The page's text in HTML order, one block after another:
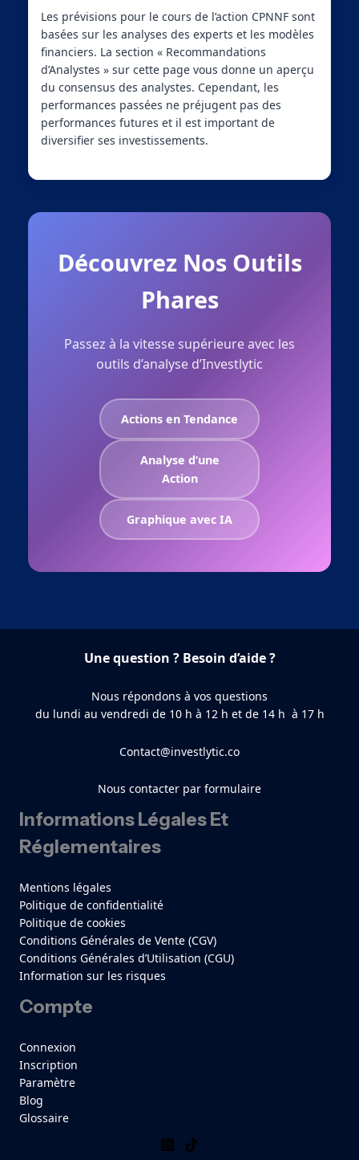
Les prévisions pour le cours de l’action CPNNF sont
basées sur les analyses des experts et les modèles
financiers. La section « Recommandations
d’Analystes » sur cette page vous donne un aperçu
du consensus des analystes. Cependant, les
performances passées ne préjugent pas des
performances futures et il est important de
diversifier ses investissements.
Découvrez Nos Outils
Phares
Passez à la vitesse supérieure avec les
outils d’analyse d’Investlytic
Actions en Tendance
Analyse d’une
Action
Graphique avec IA
Une question ? Besoin d’aide ?
Nous répondons à vos questions
du lundi au vendredi de 10 h à 12 h et de 14 h à 17 h
Contact@investlytic.co
Nous contacter par formulaire
Informations Légales Et
Réglementaires
Mentions légales
Politique de confidentialité
Politique de cookies
Conditions Générales de Vente (CGV)
Conditions Générales d’Utilisation (CGU)
Information sur les risques
Compte
Connexion
Inscription
Paramètre
Blog
Glossaire